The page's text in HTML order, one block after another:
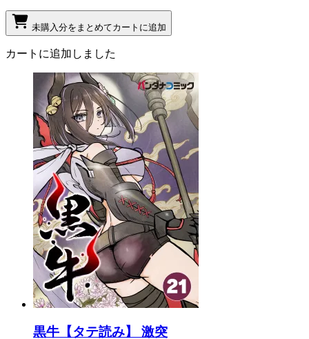
未購入分をまとめてカートに追加
カートに追加しました
黒牛【タテ読み】 激突